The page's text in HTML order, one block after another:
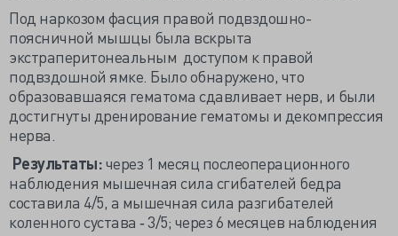
Под наркозом фасция правой подвздошно-
поясничной мышцы была вскрыта
экстраперитонеальным доступом к правой
подвздошной ямке. Было обнаружено, что
образовавшаяся гематома сдавливает нерв, и были
достигнуты дренирование гематомы и декомпрессия
нерва.
Результаты:через 1 месяц послеоперационного
наблюдения мышечная сила сгибателей бедра
составила 4/5, а мышечная сила разгибателей
коленного сустава ‐ 3/5; через 6 месяцев наблюдения